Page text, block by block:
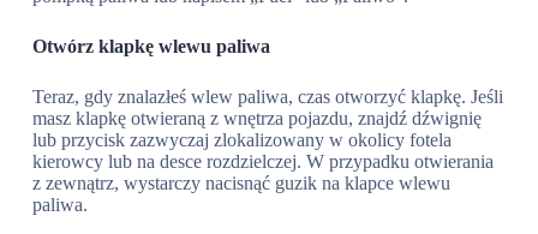
Otwórz klapkę wlewu paliwa
Teraz, gdy znalazłeś wlew paliwa, czas otworzyć klapkę. Jeśli
masz klapkę otwieraną z wnętrza pojazdu, znajdź dźwignię
lub przycisk zazwyczaj zlokalizowany w okolicy fotela
kierowcy lub na desce rozdzielczej. W przypadku otwierania
z zewnątrz, wystarczy nacisnąć guzik na klapce wlewu
paliwa.